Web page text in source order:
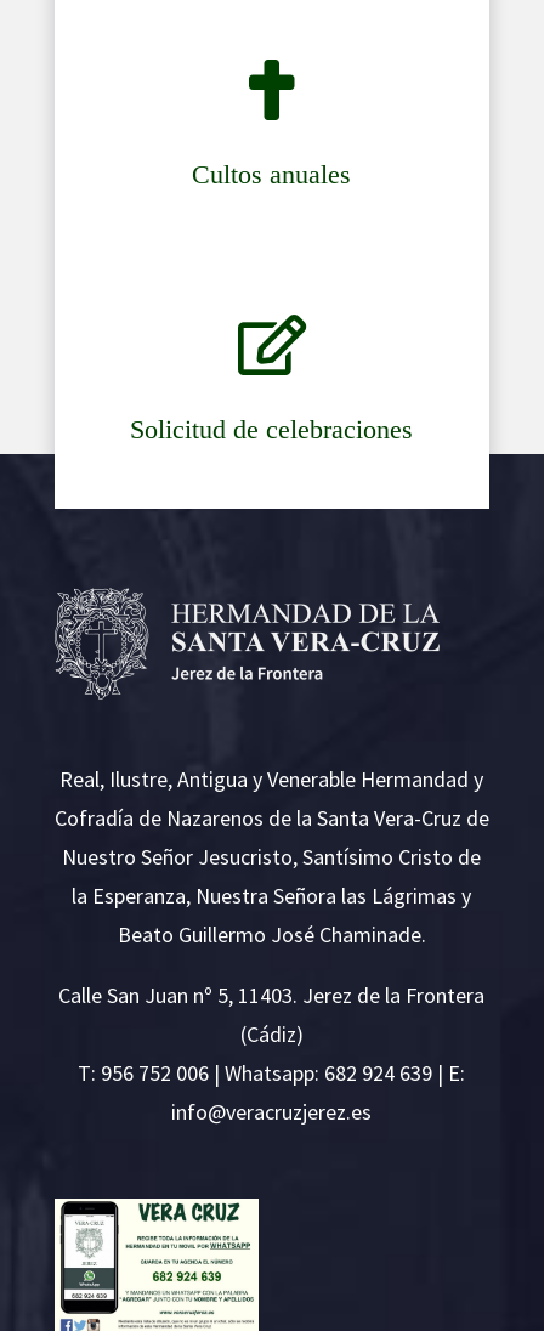

Cultos anuales

Solicitud de celebraciones
Real, Ilustre, Antigua y Venerable Hermandad y
Cofradía de Nazarenos de la Santa Vera-Cruz de
Nuestro Señor Jesucristo, Santísimo Cristo de
la Esperanza, Nuestra Señora las Lágrimas y
Beato Guillermo José Chaminade.
Calle San Juan nº 5, 11403. Jerez de la Frontera
(Cádiz)
T: 956 752 006 | Whatsapp: 682 924 639 | E:
se.ze
rejzu
rcare
v@ofn
i